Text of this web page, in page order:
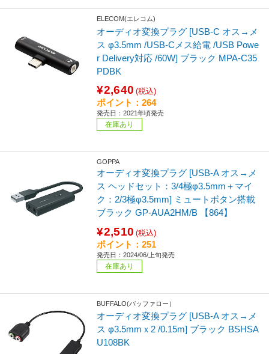
ELECOM(エレコム)
オーディオ変換プラグ [USB-C オス→メ
ス φ3.5mm /USB-Cメス給電 /USB Powe
r Delivery対応 /60W] ブラック MPA-C35
PDBK
¥2,640 (税込)
ポイント：264
発売日：2021年頃発売
在庫あり
GOPPA
オーディオ変換プラグ [USB-A オス→メ
ス ヘッドセット：3/4極φ3.5mm＋マイ
ク：2/3極φ3.5mm] ミュートボタン搭載
ブラック GP-AUA2HM/B 【864】
¥2,510 (税込)
ポイント：251
発売日：2024/06/上旬発売
在庫あり
BUFFALO(バッファロー）
オーディオ変換プラグ [USB-A オス→メ
ス φ3.5mmｘ2 /0.15m] ブラック BSHSA
U108BK